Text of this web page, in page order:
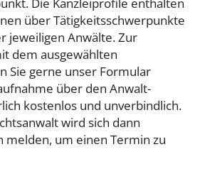
über Tätigkeitsschwerpunkte
jeweiligen Anwälte. Zur
dem ausgewählten
Sie gerne unser Formular
über den Anwalt-
kostenlos und unverbindlich.
wird sich dann
melden, um einen Termin zu